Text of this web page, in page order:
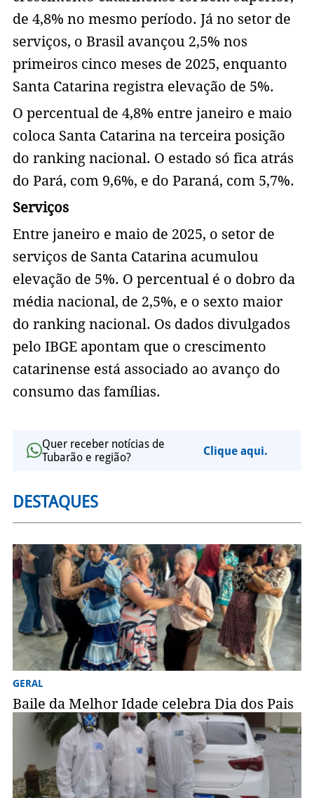
de 4,8% no mesmo período. Já no setor de
serviços, o Brasil avançou 2,5% nos
primeiros cinco meses de 2025, enquanto
Santa Catarina registra elevação de 5%.
O percentual de 4,8% entre janeiro e maio
coloca Santa Catarina na terceira posição
do ranking nacional. O estado só fica atrás
do Pará, com 9,6%, e do Paraná, com 5,7%.
Serviços
Entre janeiro e maio de 2025, o setor de
serviços de Santa Catarina acumulou
elevação de 5%. O percentual é o dobro da
média nacional, de 2,5%, e o sexto maior
do ranking nacional. Os dados divulgados
pelo IBGE apontam que o crescimento
catarinense está associado ao avanço do
consumo das famílias.
Quer receber notícias de
Tubarão e região?
Clique aqui.
DESTAQUES
GERAL
Baile da Melhor Idade celebra Dia dos Pais